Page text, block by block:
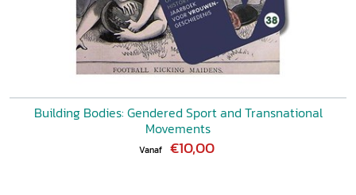
Building Bodies: Gendered Sport and Transnational
Movements
Vanaf €10,00